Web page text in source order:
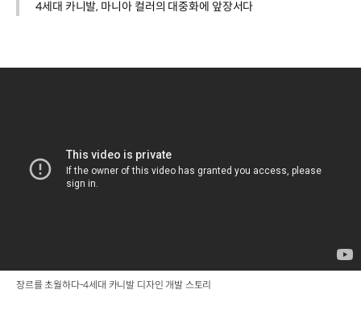
4세대 카니발, 마니아 컬러의 대중화에 앞장서다
장르를 초월하다-4세대 카니발 디자인 개발 스토리